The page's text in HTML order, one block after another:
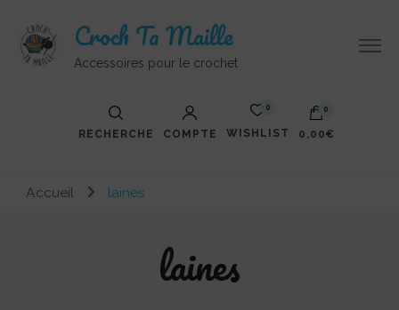
Croch Ta Maille
Accessoires pour le crochet
RECHERCHE COMPTE
0
WISHLIST
0
0,00€
Votre panier est vide.
Accueil laines
laines